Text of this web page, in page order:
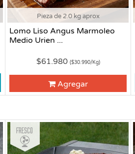
Pieza de 2.0 kg aprox
Lomo Liso Angus Marmoleo
Medio Urien ...
$61.980 ($30.990/Kg)
Agregar
Fresco